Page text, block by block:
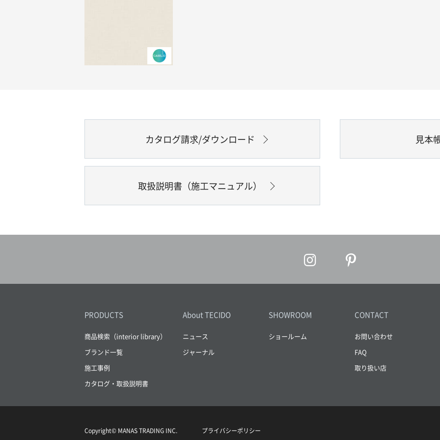
カタログ請求/ダウンロード 見本
取扱説明書（施工マニュアル）
PRODUCTS
商品検索（interior library）
ブランド一覧
施工事例
カタログ・取扱説明書
About TECIDO
ニュース
ジャーナル
SHOWROOM
ショールーム
CONTACT
お問い合わせ
FAQ
取り扱い店
Copyright© MANAS TRADING INC. プライバシーポリシー